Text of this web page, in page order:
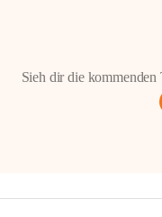
Sieh dir die